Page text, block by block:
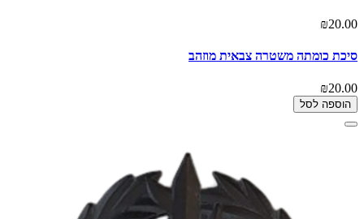
₪20.00
סיכת כומתה משטרה צבאית מוזהב
₪20.00
הוספה לסל